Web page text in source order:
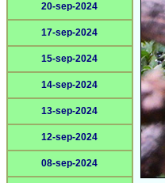
20-sep-2024
17-sep-2024
15-sep-2024
14-sep-2024
13-sep-2024
12-sep-2024
08-sep-2024